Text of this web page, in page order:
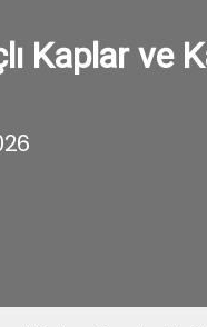
Kaplar ve